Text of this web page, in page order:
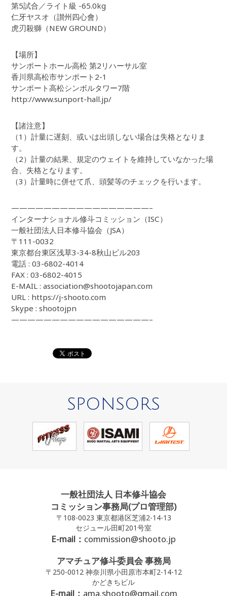
第5試合／ライト級 -65.0kg
仁牙ヤスオ（讃州四心會）
虎刃殺獅（NEW GROUND）
【場所】
サンポートホール高松 第2リハーサル室
香川県高松市サンポート2-1
サンポート高松シンボルタワー7階
http://www.sunport-hall.jp/
【諸注意】
（1）計量に遅刻、或いは出頭しない場合は失格となりま
す。
（2）計量の結果、規定のウェイトを維持していなかった場
合、失格となります。
（3）計量時に併せて爪、頭髪等のチェックを行います。
—————————————————–
インターナショナル修斗コミッション（ISC）
一般社団法人日本修斗協会（JSA）
〒111-0032
東京都台東区浅草3-34-8秋山ビル203
電話 : 03-6802-4014
FAX : 03-6802-4015
E-MAIL : association@shootojapan.com
URL : https://j-shooto.com
Skype : shootojpn
—————————————————–
SPONSORS
一般社団法人 日本修斗協会
コミッション事務局(プロ管理部)
〒108-0023 東京都港区芝浦2-14-13
セジュール田町201号室
E-mail： commission@shooto.jp
アマチュア修斗委員会 事務局
〒250-0012 神奈川県小田原市本町2-14-12
かどきちビル
E-mail： ama.shooto@gmail.com